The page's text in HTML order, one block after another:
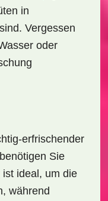
in
Vergessen
oder
erfrischender
benötigen Sie
ist ideal, um die
während